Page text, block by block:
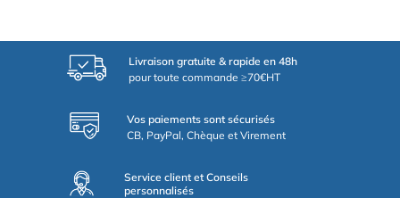
Livraison gratuite & rapide en 48h
pour toute commande ≥70€HT
Vos paiements sont sécurisés
CB, PayPal, Chèque et Virement
Service client et Conseils
personnalisés